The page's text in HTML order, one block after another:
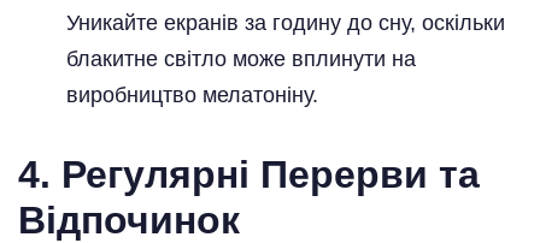
Уникайте екранів за годину до сну, оскільки
блакитне світло може вплинути на
виробництво мелатоніну.
4. Регулярні Перерви та
Відпочинок